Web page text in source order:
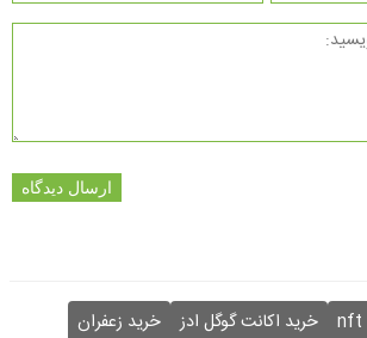
ارسال دیدگاه
خرید اکانت گوگل ادز خرید زعفران